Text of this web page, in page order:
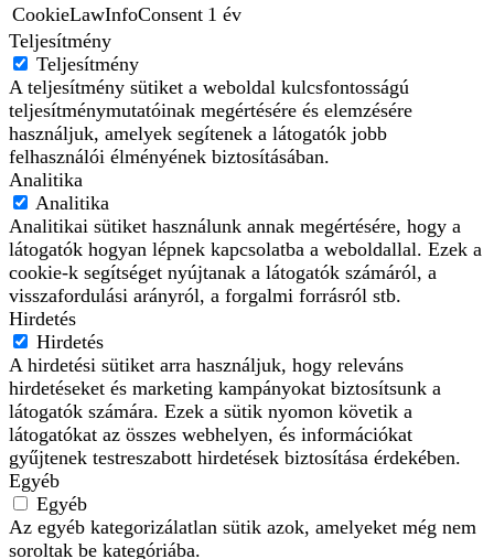
CookieLawInfoConsent 1 év
Teljesítmény
Teljesítmény
A teljesítmény sütiket a weboldal kulcsfontosságú
teljesítménymutatóinak megértésére és elemzésére
használjuk, amelyek segítenek a látogatók jobb
felhasználói élményének biztosításában.
Analitika
Analitika
Analitikai sütiket használunk annak megértésére, hogy a
látogatók hogyan lépnek kapcsolatba a weboldallal. Ezek a
cookie-k segítséget nyújtanak a látogatók számáról, a
visszafordulási arányról, a forgalmi forrásról stb.
Hirdetés
Hirdetés
A hirdetési sütiket arra használjuk, hogy releváns
hirdetéseket és marketing kampányokat biztosítsunk a
látogatók számára. Ezek a sütik nyomon követik a
látogatókat az összes webhelyen, és információkat
gyűjtenek testreszabott hirdetések biztosítása érdekében.
Egyéb
Egyéb
Az egyéb kategorizálatlan sütik azok, amelyeket még nem
soroltak be kategóriába.